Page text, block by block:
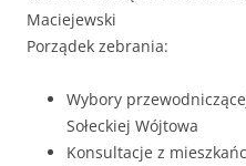
Maciejewski
Porządek zebrania:
Wybory
Sołeckiej Wójtowa
Konsultacje z